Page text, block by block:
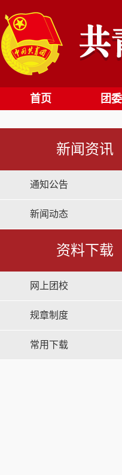
首页 团
新闻资讯
通知公告
新闻动态
资料下载
网上团校
规章制度
常用下载